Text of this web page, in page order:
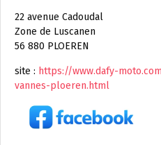
22 avenue Cadoudal
Zone de Luscanen
56 880 PLOEREN
site : https://www.dafy-
vannes-ploeren.html